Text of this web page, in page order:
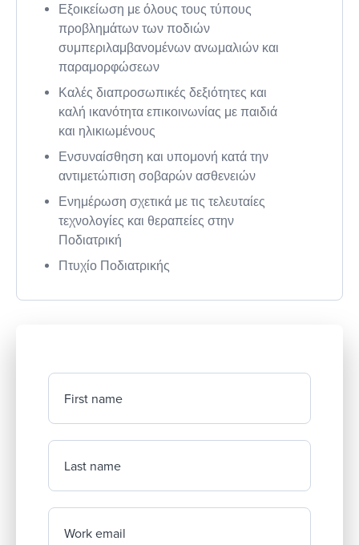
Εξοικείωση με όλους τους τύπους
προβλημάτων των ποδιών
συμπεριλαμβανομένων ανωμαλιών και
παραμορφώσεων
Καλές διαπροσωπικές δεξιότητες και
καλή ικανότητα επικοινωνίας με παιδιά
και ηλικιωμένους
Ενσυναίσθηση και υπομονή κατά την
αντιμετώπιση σοβαρών ασθενειών
Ενημέρωση σχετικά με τις τελευταίες
τεχνολογίες και θεραπείες στην
Ποδιατρική
Πτυχίο Ποδιατρικής
First name
Last name
Work email